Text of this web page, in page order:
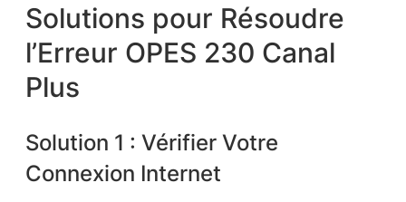
Solutions pour Résoudre
l’Erreur OPES 230 Canal
Plus
Solution 1 : Vérifier Votre
Connexion Internet